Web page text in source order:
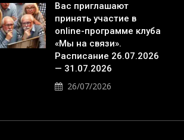
Вас приглашают
принять участие в
online-программе клуба
«Мы на связи».
Расписание 26.07.2026
— 31.07.2026
26/07/2026